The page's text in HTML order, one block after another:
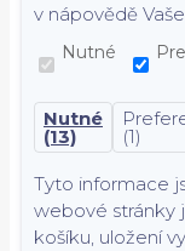
v nápovědě
Nutné
Nutné
(13) (1)
Tyto informace
webové stránky
košíku, uložení